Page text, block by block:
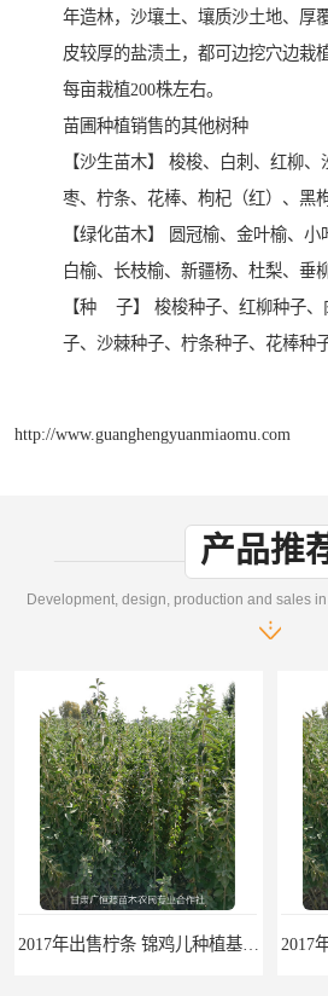
年造林，沙壤土、壤质沙土地、厚
皮较厚的盐渍土，都可边挖穴边栽
每亩栽植200株左右。
苗圃种植销售的其他树种
【沙生苗木】 梭梭、白刺、红柳
枣、柠条、花棒、枸杞（红）、黑
【绿化苗木】 圆冠榆、金叶榆、小
白榆、长枝榆、新疆杨、杜梨、垂
【种 子】 梭梭种子、红柳种子、
子、沙棘种子、柠条种子、花棒种
http://www.guanghengyuanmiaomu.com
产品推